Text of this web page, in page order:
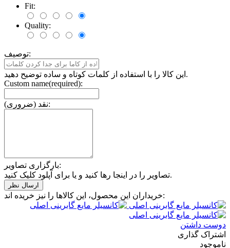
Fit:
Quality:
توصیف:
این کالا را با استفاده از کلمات کوتاه و ساده توضیح دهید.
Custom name(required):
نقد (ضروری):
بارگزاری تصاویر:
تصاویر را در اینجا رها کنید و یا برای آپلود کلیک کنید.
خریداران این محصول، این کالاها را نیز خریده اند:
دوست داشتن
اشتراک گذاری
ناموجود